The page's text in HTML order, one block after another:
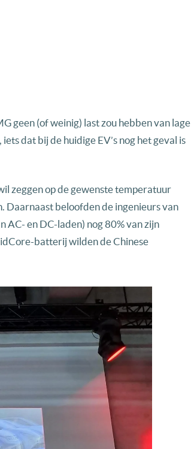
geen (of weinig) last zou hebben van lage
dat bij de huidige EV’s nog het geval is
zeggen op de gewenste temperatuur
Daarnaast beloofden de ingenieurs van
AC- en DC-laden) nog 80% van zijn
batterij wilden de Chinese